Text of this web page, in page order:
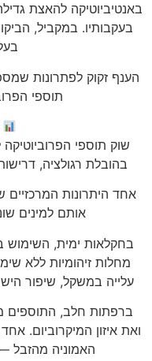
בעקבותיו. במקביל,
הענף זקוק לפתרונות
תוספי
שוק תוספי
בהובלת רגולציה,
אחד היתרונות
אותם למינים
בחקלאות ימית, השימוש
מחלות זיהומיות ללא
עלייה במשקל, שיפור
ברפתות חלב, התוספים
ואת איזון המיקרוביום.
האמוניה מהזבל —